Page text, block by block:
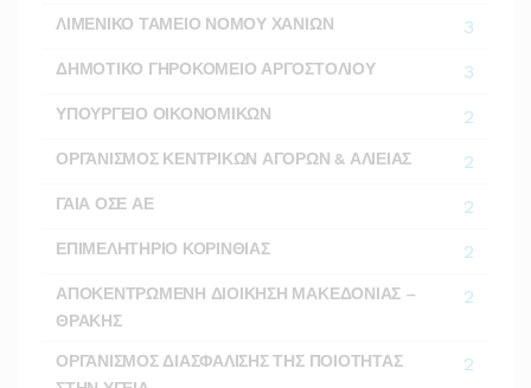
ΛΙΜΕΝΙΚΟ ΤΑΜΕΙΟ ΝΟΜΟΥ ΧΑΝΙΩΝ 3
ΔΗΜΟΤΙΚΟ ΓΗΡΟΚΟΜΕΙΟ ΑΡΓΟΣΤΟΛΙΟΥ 3
ΥΠΟΥΡΓΕΙΟ ΟΙΚΟΝΟΜΙΚΩΝ 2
ΟΡΓΑΝΙΣΜΟΣ ΚΕΝΤΡΙΚΩΝ ΑΓΟΡΩΝ & ΑΛΙΕΙΑΣ 2
ΓΑΙΑ ΟΣΕ ΑΕ 2
ΕΠΙΜΕΛΗΤΗΡΙΟ ΚΟΡΙΝΘΙΑΣ 2
ΑΠΟΚΕΝΤΡΩΜΕΝΗ ΔΙΟΙΚΗΣΗ ΜΑΚΕΔΟΝΙΑΣ –
ΘΡΑΚΗΣ
2
ΟΡΓΑΝΙΣΜΟΣ ΔΙΑΣΦΑΛΙΣΗΣ ΤΗΣ ΠΟΙΟΤΗΤΑΣ
2